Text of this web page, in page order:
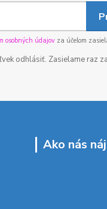
osobných údajovza účelom
odhlásiť. Zasielame raz
Ako nás